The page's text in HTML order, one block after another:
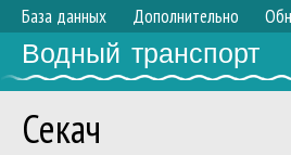
База данных Дополнительно
Водный транспорт
Секач